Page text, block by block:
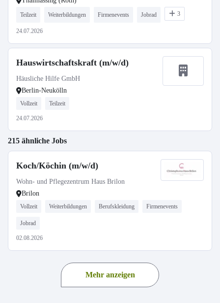
Teilzeit Weiterbildungen Firmenevents Jobrad 3
24.07.2026
Hauswirtschaftskraft (m/w/d)
Häusliche Hilfe GmbH
Berlin-Neukölln
Vollzeit Teilzeit
24.07.2026
215 ähnliche Jobs
Koch/Köchin (m/w/d)
Wohn- und Pflegezentrum Haus Brilon
Brilon
Vollzeit Weiterbildungen Berufskleidung Firmenevents
Jobrad
02.08.2026
Mehr anzeigen